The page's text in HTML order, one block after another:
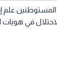
علم
في هويات